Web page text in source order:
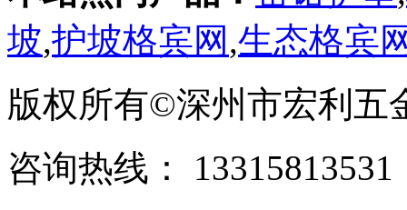
坡,护坡格宾网 ,生态格宾
版权所有©深州市宏利五
咨询热线：